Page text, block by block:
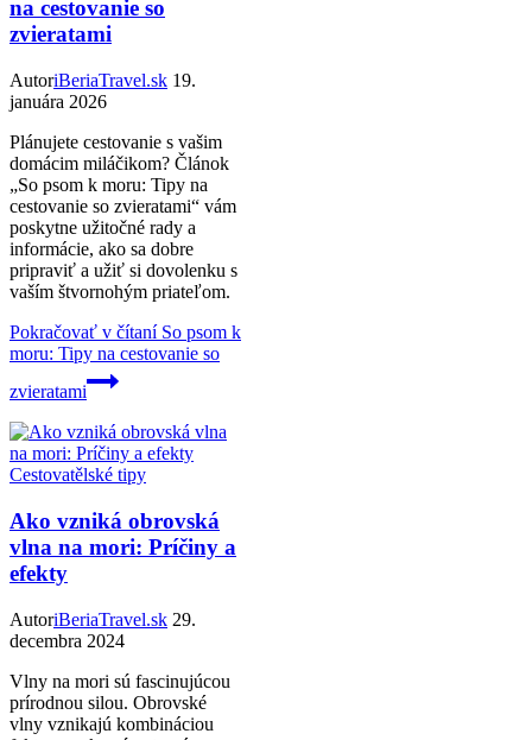
na cestovanie so
zvieratami
AutoriBeriaTravel.sk 19.
januára 2026
Plánujete cestovanie s vašim
domácim miláčikom? Článok
„So psom k moru: Tipy na
cestovanie so zvieratami“ vám
poskytne užitočné rady a
informácie, ako sa dobre
pripraviť a užiť si dovolenku s
vaším štvornohým priateľom.
Pokračovať v čítaníSo psom k
moru: Tipy na cestovanie so
zvieratami
Cestovatělské tipy
Ako vzniká obrovská
vlna na mori: Príčiny a
efekty
AutoriBeriaTravel.sk 29.
decembra 2024
Vlny na mori sú fascinujúcou
prírodnou silou. Obrovské
vlny vznikajú kombináciou